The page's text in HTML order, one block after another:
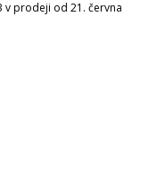
v prodeji od 21. června